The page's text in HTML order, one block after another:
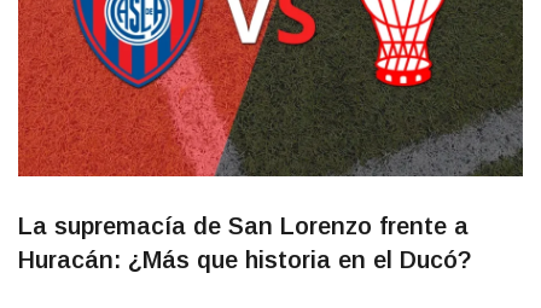
La supremacía de San Lorenzo frente a
Huracán: ¿Más que historia en el Ducó?